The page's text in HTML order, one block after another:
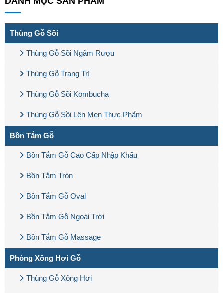
Thùng Gỗ Sồi
Thùng Gỗ Sồi Ngâm Rượu
Thùng Gỗ Trang Trí
Thùng Gỗ Sồi Kombucha
Thùng Gỗ Sồi Lên Men Thực Phẩm
Bồn Tắm Gỗ
Bồn Tắm Gỗ Cao Cấp Nhập Khẩu
Bồn Tắm Tròn
Bồn Tắm Gỗ Oval
Bồn Tắm Gỗ Ngoài Trời
Bồn Tắm Gỗ Massage
Phòng Xông Hơi Gỗ
Thùng Gỗ Xông Hơi